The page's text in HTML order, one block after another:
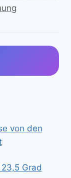
von den
Grad